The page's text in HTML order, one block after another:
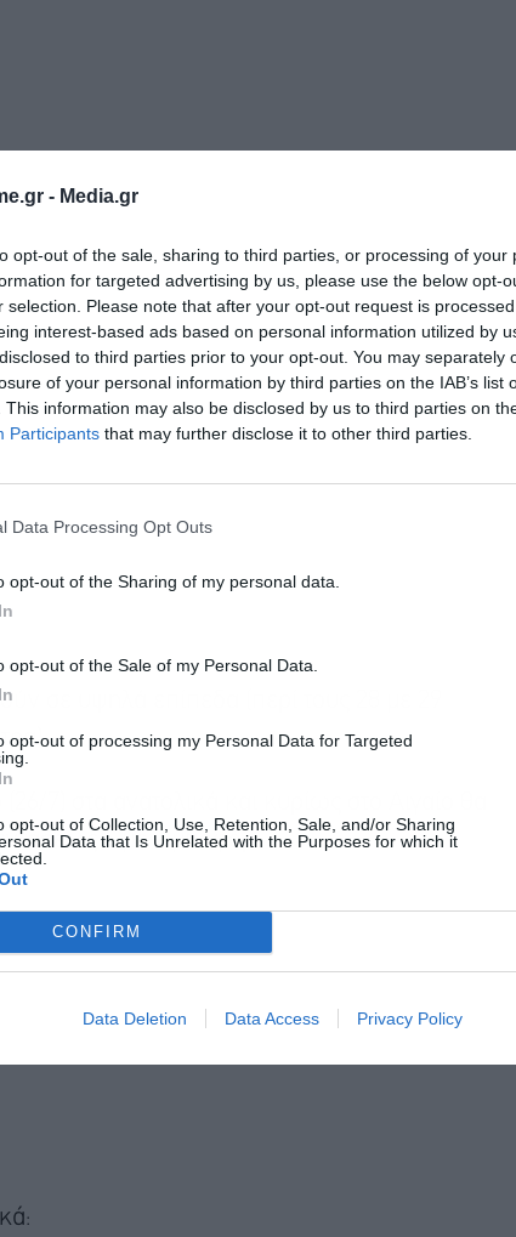
- Media.gr
opt-out of the sale, sharing to third parties, or processing of your
for targeted advertising by us, please use the below opt-
selection. Please note that after your opt-out request is
interest-based ads based on personal information utilized by
to third parties prior to your opt-out. You may separately
of your personal information by third parties on the IAB’s list
This information may also be disclosed by us to third parties on
Participants that may further disclose it to other third parties.
Data Processing Opt Outs
opt-out of the Sharing of my personal data.
opt-out of the Sale of my Personal Data.
opt-out of processing my Personal Data for Targeted
opt-out of Collection, Use, Retention, Sale, and/or Sharing
Data that Is Unrelated with the Purposes for which it
CONFIRM
Data Deletion Data Access Privacy Policy
σε υψηλά επίπεδα (περί τους 28 με 29
7) στα ανατολικά και κυρίως στο Αιγαίο θα
εντάσεως 6 με 7 μποφόρ.